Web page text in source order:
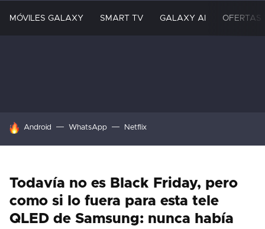
MÓVILES GALAXY SMART TV GALAXY AI OFERTAS
HOY SE HABLA DE
Android WhatsApp Netflix
Todavía no es Black Friday, pero
como si lo fuera para esta tele
QLED de Samsung: nunca había